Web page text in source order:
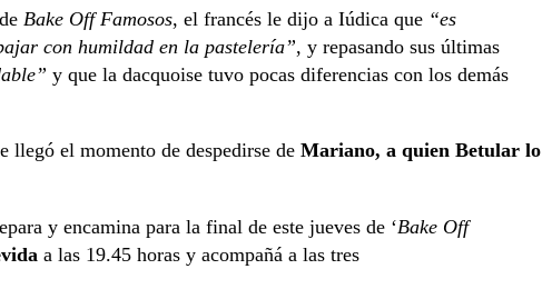
Bake Off Famosos, el francés le dijo a Iúdica que “es
con humildad en la pastelería”, y repasando sus últimas
y que la dacquoise tuvo pocas diferencias con los demás
llegó el momento de despedirse de Mariano, a quien Betular lo
y encamina para la final de este jueves de ‘Bake Off
a las 19.45 horas y acompañá a las tres